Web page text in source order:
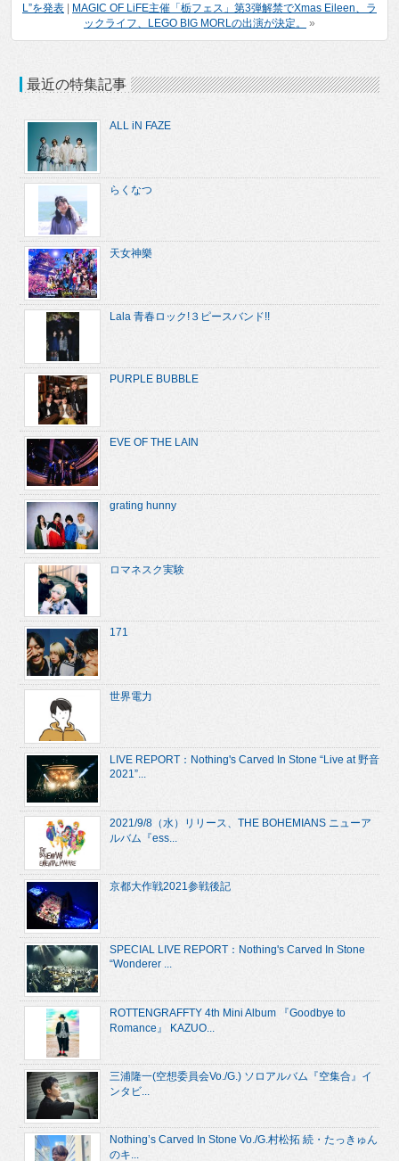
L”を発表
MAGIC OF LiFE主催「栃フェス」第3弾解禁でXmas Eileen、ラ
ックライフ、LEGO BIG MORLの出演が決定。
»
最近の特集記事
ALL iN FAZE
らくなつ
天女神樂
Lala 青春ロック!３ピースバンド!!
PURPLE BUBBLE
EVE OF THE LAIN
grating hunny
ロマネスク実験
171
世界電力
LIVE REPORT：Nothing's Carved In Stone “Live at 野音
2021”...
2021/9/8（水）リリース、THE BOHEMIANS ニューア
ルバム『ess...
京都大作戦2021参戦後記
SPECIAL LIVE REPORT：Nothing's Carved In Stone
“Wonderer ...
ROTTENGRAFFTY 4th Mini Album 『Goodbye to
Romance』 KAZUO...
三浦隆一(空想委員会Vo./G.) ソロアルバム『空集合』イ
ンタビ...
Nothing’s Carved In Stone Vo./G.村松拓 続・たっきゅん
のキ...